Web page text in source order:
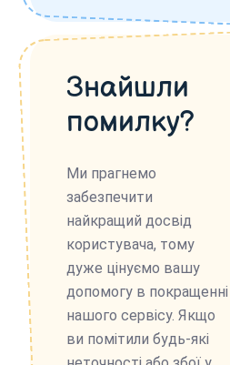
Знайшли
помилку?
Ми прагнемо
забезпечити
найкращий досвід
користувача, тому
дуже цінуємо вашу
допомогу в покращенні
нашого сервісу. Якщо
ви помітили будь-які